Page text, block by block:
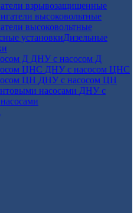
взрывозащищенные
высоковольтные
Дизельные
ДНУ с насосом Д
ДНУ с насосом ЦНС
ДНУ с насосом ЦН
ДНУ с